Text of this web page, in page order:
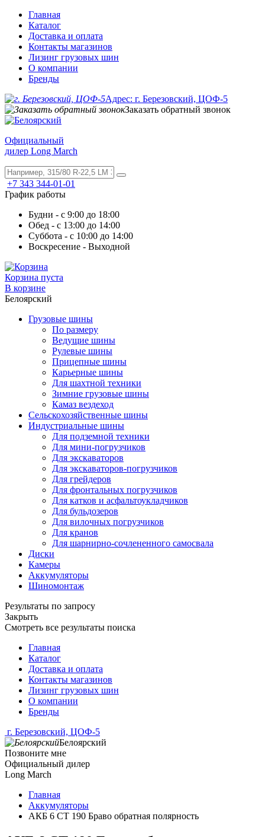
Главная
Каталог
Доставка и оплата
Контакты магазинов
Лизинг грузовых шин
О компании
Бренды
Адрес: г. Березовский, ЦОФ-5
Заказать обратный звонок
Официальный
дилер Long March
+7 343 344-01-01
График работы
Будни - с 9:00 до 18:00
Обед - с 13:00 до 14:00
Суббота - с 10:00 до 14:00
Воскресение - Выходной
Корзина пуста
В корзине
Белоярский
Грузовые шины
По размеру
Ведущие шины
Рулевые шины
Прицепные шины
Карьерные шины
Для шахтной техники
Зимние грузовые шины
Камаз вездеход
Сельскохозяйственные шины
Индустриальные шины
Для подземной техники
Для мини-погрузчиков
Для экскаваторов
Для экскаваторов-погрузчиков
Для грейдеров
Для фронтальных погрузчиков
Для катков и асфальтоукладчиков
Для бульдозеров
Для вилочных погрузчиков
Для кранов
Для шарнирно-сочлененного самосвала
Диски
Камеры
Аккумуляторы
Шиномонтаж
Результаты по запросу
Закрыть
Смотреть все результаты поиска
Главная
Каталог
Доставка и оплата
Контакты магазинов
Лизинг грузовых шин
О компании
Бренды
г. Березовский, ЦОФ-5
Белоярский
Позвоните мне
Официальный дилер
Long March
Главная
Аккумуляторы
АКБ 6 СТ 190 Браво обратная полярность